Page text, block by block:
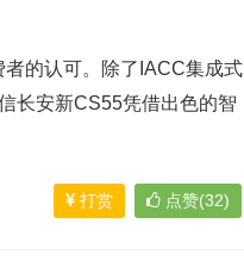
的认可。除了IACC集成式
长安新CS55凭借出色的智
打赏 点赞(32)